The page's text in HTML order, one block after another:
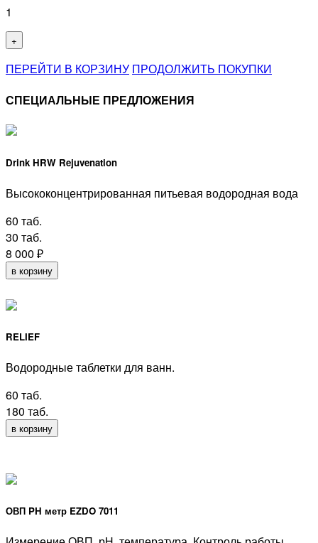
1
+
ПЕРЕЙТИ В КОРЗИНУ ПРОДОЛЖИТЬ ПОКУПКИ
СПЕЦИАЛЬНЫЕ ПРЕДЛОЖЕНИЯ
Drink HRW Rejuvenation
Высококонцентрированная питьевая водородная вода
60 таб.
30 таб.
8 000 ₽
в корзину
RELIEF
Водородные таблетки для ванн.
60 таб.
180 таб.
в корзину
ОВП PH метр EZDO 7011